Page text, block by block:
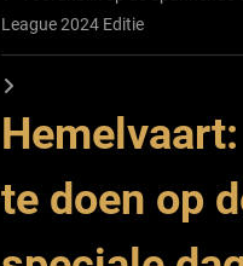
League 2024 Editie
te doen op